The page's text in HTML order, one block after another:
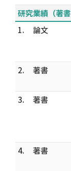
研究業績（著書
1.
論文
2.
著書
3.
著書
4.
著書